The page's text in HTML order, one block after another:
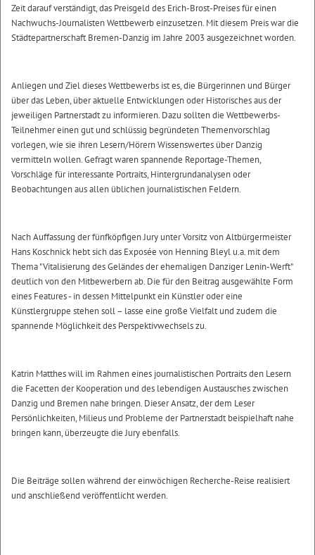
Zeit darauf verständigt, das Preisgeld des Erich-Brost-Preises für einen
Nachwuchs-Journalisten Wettbewerb einzusetzen. Mit diesem Preis war die
Städtepartnerschaft Bremen-Danzig im Jahre 2003 ausgezeichnet worden.
Anliegen und Ziel dieses Wettbewerbs ist es, die Bürgerinnen und Bürger
über das Leben, über aktuelle Entwicklungen oder Historisches aus der
jeweiligen Partnerstadt zu informieren. Dazu sollten die Wettbewerbs-
Teilnehmer einen gut und schlüssig begründeten Themenvorschlag
vorlegen, wie sie ihren Lesern/Hörern Wissenswertes über Danzig
vermitteln wollen. Gefragt waren spannende Reportage-Themen,
Vorschläge für interessante Portraits, Hintergrundanalysen oder
Beobachtungen aus allen üblichen journalistischen Feldern.
Nach Auffassung der fünfköpfigen Jury unter Vorsitz von Altbürgermeister
Hans Koschnick hebt sich das Exposée von Henning Bleyl u.a. mit dem
Thema "Vitalisierung des Geländes der ehemaligen Danziger Lenin-Werft"
deutlich von den Mitbewerbern ab. Die für den Beitrag ausgewählte Form
eines Features - in dessen Mittelpunkt ein Künstler oder eine
Künstlergruppe stehen soll – lasse eine große Vielfalt und zudem die
spannende Möglichkeit des Perspektivwechsels zu.
Katrin Matthes will im Rahmen eines journalistischen Portraits den Lesern
die Facetten der Kooperation und des lebendigen Austausches zwischen
Danzig und Bremen nahe bringen. Dieser Ansatz, der dem Leser
Persönlichkeiten, Milieus und Probleme der Partnerstadt beispielhaft nahe
bringen kann, überzeugte die Jury ebenfalls.
Die Beiträge sollen während der einwöchigen Recherche-Reise realisiert
und anschließend veröffentlicht werden.